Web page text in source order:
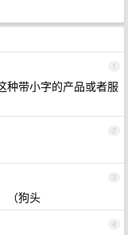
1
种带小字的产品或者服
2
3
（狗头
4